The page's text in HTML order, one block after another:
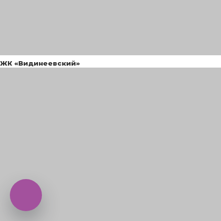
ЖК «Видинеевский»